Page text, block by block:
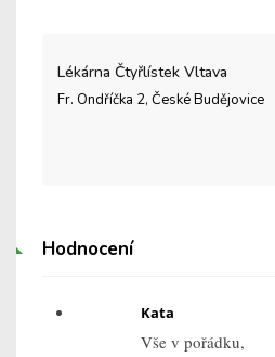
Lékárna Čtyřlístek Vltava
Fr. Ondříčka 2, České Budějovice
Hodnocení
Kata
Vše v pořádku,